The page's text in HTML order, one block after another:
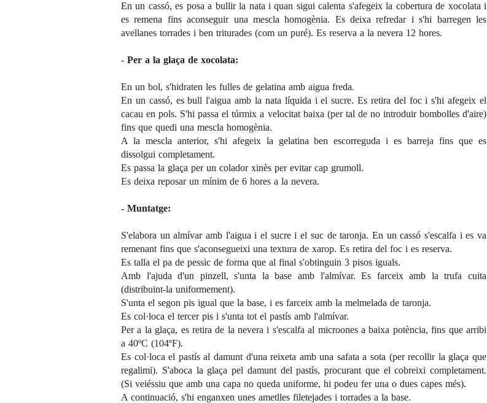
En un cassó, es posa a bullir la nata i quan sigui calenta s'afegeix la cobertura de xocolata i
es remena fins aconseguir una mescla homogènia. Es deixa refredar i s'hi barregen les
avellanes torrades i ben triturades (com un puré). Es reserva a la nevera 12 hores.
- Per a la glaça de xocolata:
En un bol, s'hidraten les fulles de gelatina amb aigua freda.
En un cassó, es bull l'aigua amb la nata líquida i el sucre. Es retira del foc i s'hi afegeix el
cacau en pols. S'hi passa el túrmix a velocitat baixa (per tal de no introduir bombolles d'aire)
fins que quedi una mescla homogènia.
A la mescla anterior, s'hi afegeix la gelatina ben escorreguda i es barreja fins que es
dissolgui completament.
Es passa la glaça per un colador xinès per evitar cap grumoll.
Es deixa reposar un mínim de 6 hores a la nevera.
- Muntatge:
S'elabora un almívar amb l'aigua i el sucre i el suc de taronja. En un cassó s'escalfa i es va
remenant fins que s'aconsegueixi una textura de xarop. Es retira del foc i es reserva.
Es talla el pa de pessic de forma que al final s'obtinguin 3 pisos iguals.
Amb l'ajuda d'un pinzell, s'unta la base amb l'almívar. Es farceix amb la trufa cuita
(distribuint-la uniformement).
S'unta el segon pis igual que la base, i es farceix amb la melmelada de taronja.
Es col·loca el tercer pis i s'unta tot el pastís amb l'almívar.
Per a la glaça, es retira de la nevera i s'escalfa al microones a baixa potència, fins que arribi
a 40ºC (104ºF).
Es col·loca el pastís al damunt d'una reixeta amb una safata a sota (per recollir la glaça que
regalimi). S'aboca la glaça pel damunt del pastís, procurant que el cobreixi completament.
(Si veiéssiu que amb una capa no queda uniforme, hi podeu fer una o dues capes més).
A continuació, s'hi enganxen unes ametlles filetejades i torrades a la base.